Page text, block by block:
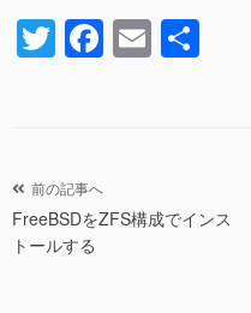
T F
o
E
投
稿
ナ
前の記事へ
FreeBSDをZFS構成でインス
トールする